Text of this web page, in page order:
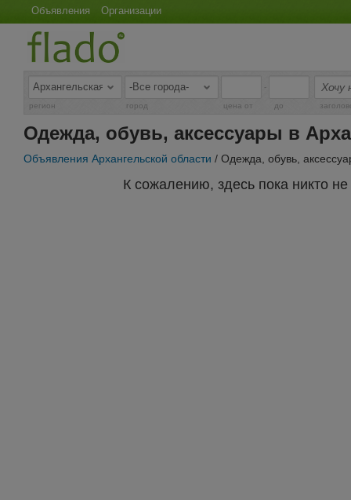
Объявления Организации
-
регион город цена от до
Одежда, обувь, аксессуары в
Объявления Архангельской области / Одежда, обувь,
К сожалению, здесь пока никто